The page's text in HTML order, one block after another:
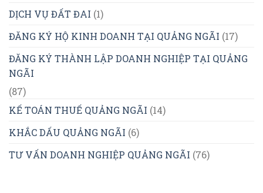
DỊCH VỤ ĐẤT ĐAI (1)
ĐĂNG KÝ HỘ KINH DOANH TẠI QUẢNG NGÃI (17)
ĐĂNG KÝ THÀNH LẬP DOANH NGHIỆP TẠI QUẢNG
NGÃI
(87)
KẾ TOÁN THUẾ QUẢNG NGÃI (14)
KHẮC DẤU QUẢNG NGÃI (6)
TƯ VẤN DOANH NGHIỆP QUẢNG NGÃI (76)